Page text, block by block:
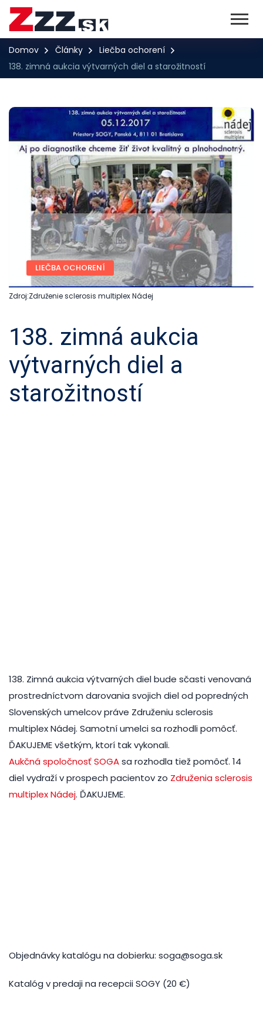
Domov Články
Liečba ochorení
138. zimná aukcia výtvarných diel a starožitností
LIEČBA OCHORENÍ
Zdroj:Združenie sclerosis multiplex Nádej
138. zimná aukcia
výtvarných diel a
starožitností
138. Zimná aukcia výtvarných diel bude sčasti venovaná
prostredníctvom darovania svojich diel od popredných
Slovenských umelcov práve Združeniu sclerosis
multiplex Nádej. Samotní umelci sa rozhodli pomôcť.
ĎAKUJEME všetkým, ktorí tak vykonali.
Aukčná spoločnosť SOGAsa rozhodla tiež pomôcť. 14
diel vydraží v prospech pacientov zo Združenia sclerosis
multiplex Nádej. ĎAKUJEME.
Objednávky katalógu na dobierku: soga@soga.sk
Katalóg v predaji na recepcii SOGY (20 €)